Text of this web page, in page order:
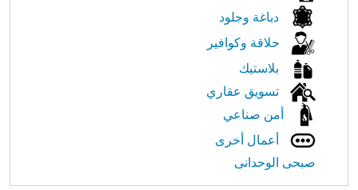
دباغة وجلود
حلاقة وكوافير
بلاستيك
تسويق عقاري
أمن صناعي
أعمال أخرى
صبحى الوحدانى